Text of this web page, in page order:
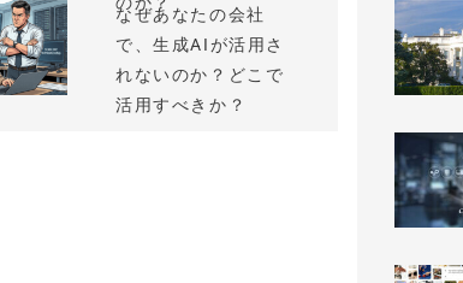
なぜあなたの会社
で、生成AIが活用さ
れないのか？どこで
活用すべきか？